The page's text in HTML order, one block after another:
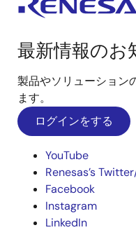
最新情報のお
製品やソリューション
ます。
ログインをする
YouTube
Renesas’s
Facebook
Instagram
LinkedIn